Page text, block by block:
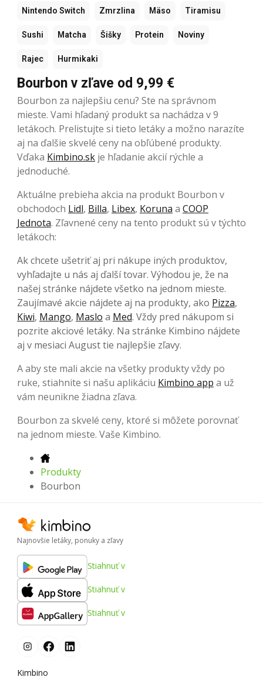
Nintendo Switch Zmrzlina Mäso Tiramisu
Sushi Matcha Šišky Protein Noviny
Rajec Hurmikaki
Bourbon v zľave od 9,99 €
Bourbon za najlepšiu cenu? Ste na správnom
mieste. Vami hľadaný produkt sa nachádza v 9
letákoch. Prelistujte si tieto letáky a možno narazíte
aj na ďalšie skvelé ceny na obľúbené produkty.
Vďaka Kimbino.sk je hľadanie akcií rýchle a
jednoduché.
Aktuálne prebieha akcia na produkt Bourbon v
obchodoch Lidl, Billa, Libex, Koruna a COOP
Jednota. Zľavnené ceny na tento produkt sú v týchto
letákoch:
Ak chcete ušetriť aj pri nákupe iných produktov,
vyhľadajte u nás aj ďalší tovar. Výhodou je, že na
našej stránke nájdete všetko na jednom mieste.
Zaujímavé akcie nájdete aj na produkty, ako Pizza,
Kiwi, Mango, Maslo a Med. Vždy pred nákupom si
pozrite akciové letáky. Na stránke Kimbino nájdete
aj v mesiaci August tie najlepšie zľavy.
A aby ste mali akcie na všetky produkty vždy po
ruke, stiahnite si našu aplikáciu Kimbino app a už
vám neunikne žiadna zľava.
Bourbon za skvelé ceny, ktoré si môžete porovnať
na jednom mieste. Vaše Kimbino.
Produkty
Bourbon
Najnovšie letáky, ponuky a zľavy
Stiahnuť v
Stiahnuť v
Stiahnuť v
Kimbino